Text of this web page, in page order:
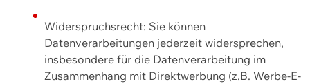
Widerspruchsrecht: Sie können
Datenverarbeitungen jederzeit widersprechen,
insbesondere für die Datenverarbeitung im
Zusammenhang mit Direktwerbung (z.B. Werbe-E-